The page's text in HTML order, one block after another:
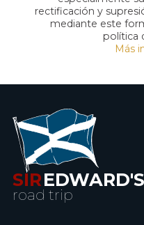
rectificación y
mediante este
política
Más
SIR
road trip